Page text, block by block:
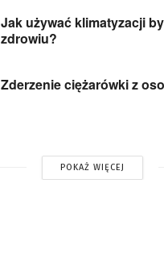
Jak używać klimatyzacji
zdrowiu?
Zderzenie ciężarówki z
POKAŻ WIĘCEJ